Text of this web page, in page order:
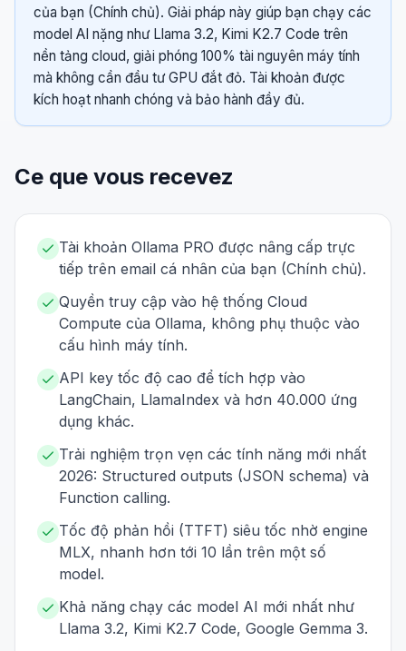
của bạn (Chính chủ). Giải pháp này giúp bạn chạy các
model AI nặng như Llama 3.2, Kimi K2.7 Code trên
nền tảng cloud, giải phóng 100% tài nguyên máy tính
mà không cần đầu tư GPU đắt đỏ. Tài khoản được
kích hoạt nhanh chóng và bảo hành đầy đủ.
Ce que vous recevez
Tài khoản Ollama PRO được nâng cấp trực
tiếp trên email cá nhân của bạn (Chính chủ).
Quyền truy cập vào hệ thống Cloud
Compute của Ollama, không phụ thuộc vào
cấu hình máy tính.
API key tốc độ cao để tích hợp vào
LangChain, LlamaIndex và hơn 40.000 ứng
dụng khác.
Trải nghiệm trọn vẹn các tính năng mới nhất
2026: Structured outputs (JSON schema) và
Function calling.
Tốc độ phản hồi (TTFT) siêu tốc nhờ engine
MLX, nhanh hơn tới 10 lần trên một số
model.
Khả năng chạy các model AI mới nhất như
Llama 3.2, Kimi K2.7 Code, Google Gemma 3.